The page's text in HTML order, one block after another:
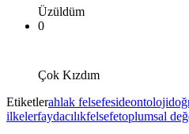
Üzüldüm
0
Çok Kızdım
Etiketlerahlak felsefesideontoloji
ilkelerfaydacılıkfelsefetoplumsal